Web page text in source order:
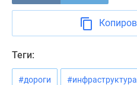
Экспертиза
Эксперты
Теги:
#дороги #инфраструктура